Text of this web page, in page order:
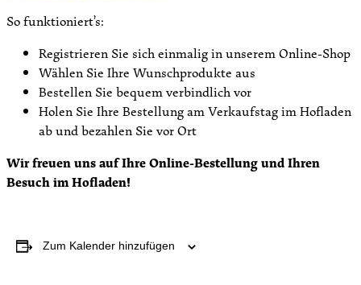
So funktioniert’s:
Registrieren Sie sich einmalig in unserem Online-Shop
Wählen Sie Ihre Wunschprodukte aus
Bestellen Sie bequem verbindlich vor
Holen Sie Ihre Bestellung am Verkaufstag im Hofladen
ab und bezahlen Sie vor Ort
Wir freuen uns auf Ihre Online-Bestellung und Ihren
Besuch im Hofladen!
Zum Kalender hinzufügen